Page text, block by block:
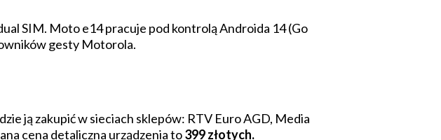
SIM. Moto e14 pracuje pod kontrolą Androida 14 (Go
gesty Motorola.
ją zakupić w sieciach sklepów: RTV Euro AGD, Media
cena detaliczna urządzenia to399 złotych.